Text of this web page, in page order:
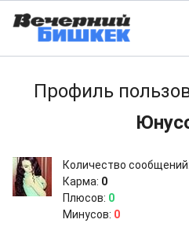
Профиль
Количество сообщений:
Карма: 0
Плюсов: 0
Минусов: 0